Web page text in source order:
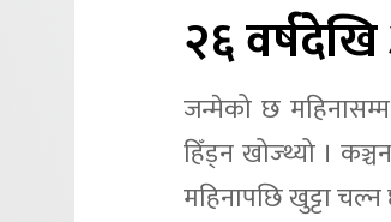
२६
जन्मेको छ
हिँड्न खोज्थ्यो ।
महिनापछि खुट्टा